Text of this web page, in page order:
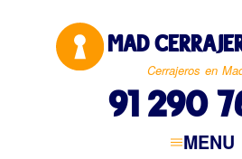
al
MAD
Cerrajeros en
91 290
MENU